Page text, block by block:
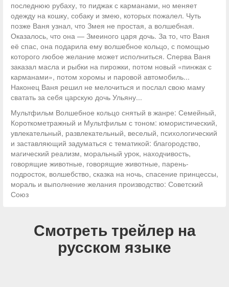
последнюю рубаху, то пиджак с карманами, но меняет
одежду на кошку, собаку и змею, которых пожалел. Чуть
позже Ваня узнал, что Змея не простая, а волшебная.
Оказалось, что она — Змеиного царя дочь. За то, что Ваня
её спас, она подарила ему волшебное кольцо, с помощью
которого любое желание может исполниться. Сперва Ваня
заказал масла и рыбки на пирожки, потом новый «пинжак с
карманами», потом хоромы и паровой автомобиль...
Наконец Ваня решил не мелочиться и послал свою маму
сватать за себя царскую дочь Ульяну...
Мультфильм Волшебное кольцо снятый в жанре: Семейный,
Короткометражный и Мультфильм с тоном: юмористический,
увлекательный, развлекательный, веселый, психологический
и заставляющий задуматься с тематикой: благородство,
магический реализм, моральный урок, находчивость,
говорящие животные, говорящие животные, парень-
подросток, волшебство, сказка на ночь, спасение принцессы,
мораль и выполнение желания производство: Советский
Союз
Смотреть трейлер на
русском языке